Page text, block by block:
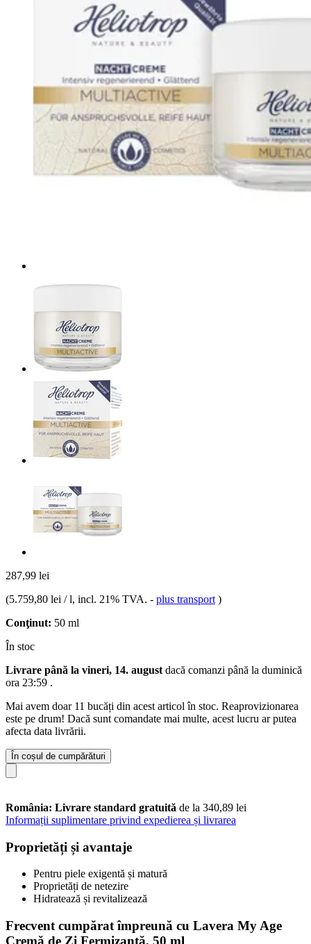
287,99 lei
(5.759,80 lei / l, incl. 21% TVA. - plus transport )
Conţinut: 50 ml
În stoc
Livrare până la vineri, 14. august dacă comanzi până la duminică
ora 23:59 .
Mai avem doar 11 bucăți din acest articol în stoc. Reaprovizionarea
este pe drum! Dacă sunt comandate mai multe, acest lucru ar putea
afecta data livrării.
În coșul de cumpărături
România: Livrare standard gratuită de la 340,89 lei
Informații suplimentare privind expedierea și livrarea
Proprietăți și avantaje
Pentru piele exigentă și matură
Proprietăți de netezire
Hidratează și revitalizează
Frecvent cumpărat împreună cu Lavera My Age
Cremă de Zi Fermizantă, 50 ml